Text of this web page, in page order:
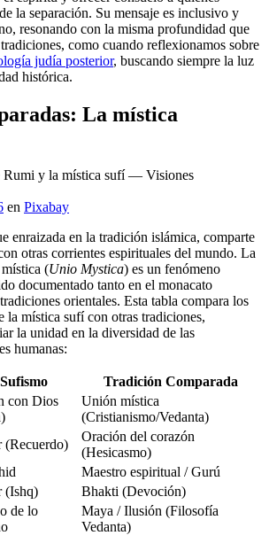
la separación. Su mensaje es inclusivo y
resonando con la misma profundidad que
como cuando reflexionamos sobre
judía posterior, buscando siempre la luz
histórica.
La mística
en Pixabay
enraizada en la tradición islámica, comparte
otras corrientes espirituales del mundo. La
(Unio Mystica) es un fenómeno
documentado tanto en el monacato
orientales. Esta tabla compara los
la mística sufí con otras tradiciones,
la unidad en la diversidad de las
humanas:
Sufismo
Tradición Comparada
con Dios
Unión mística
(Cristianismo/Vedanta)
(Recuerdo)
Oración del corazón
(Hesicasmo)
Maestro espiritual / Gurú
(Ishq)
Bhakti (Devoción)
de lo
Maya / Ilusión (Filosofía
Vedanta)